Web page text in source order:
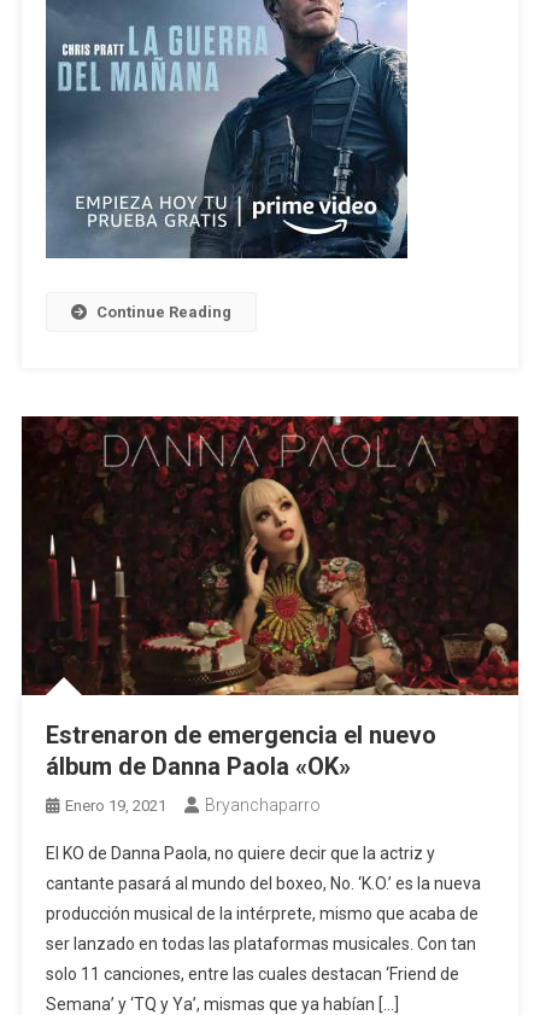
Continue Reading
Estrenaron de emergencia el nuevo
álbum de Danna Paola «OK»
Enero 19, 2021 Bryanchaparro
El KO de Danna Paola, no quiere decir que la actriz y
cantante pasará al mundo del boxeo, No. ‘K.O.’ es la nueva
producción musical de la intérprete, mismo que acaba de
ser lanzado en todas las plataformas musicales. Con tan
solo 11 canciones, entre las cuales destacan ‘Friend de
Semana’ y ‘TQ y Ya’, mismas que ya habían […]